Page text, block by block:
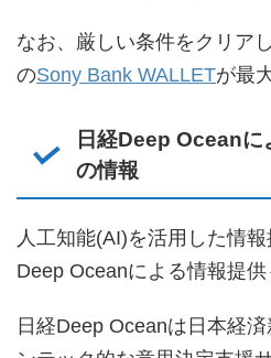
なお、厳しい条件をクリア
のSony Bank WALLETが最
日経Deep Oceanに
の情報
人工知能(AI)を活用した情
Deep Oceanによる情報提供
日経Deep Oceanは日本経